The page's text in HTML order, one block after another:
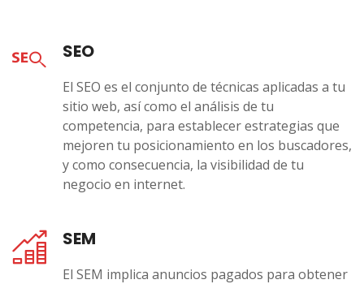
SEO
El SEO es el conjunto de técnicas aplicadas a tu
sitio web, así como el análisis de tu
competencia, para establecer estrategias que
mejoren tu posicionamiento en los buscadores,
y como consecuencia, la visibilidad de tu
negocio en internet.
SEM
El SEM implica anuncios pagados para obtener